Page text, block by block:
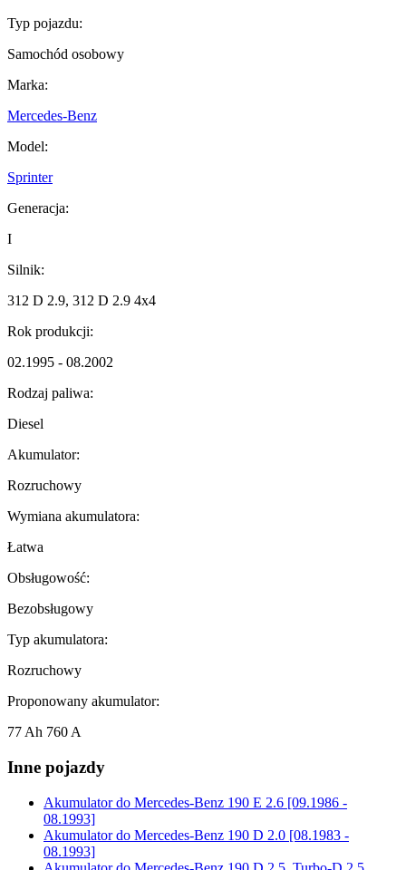
Typ pojazdu:
Samochód osobowy
Marka:
Mercedes-Benz
Model:
Sprinter
Generacja:
I
Silnik:
312 D 2.9, 312 D 2.9 4x4
Rok produkcji:
02.1995 - 08.2002
Rodzaj paliwa:
Diesel
Akumulator:
Rozruchowy
Wymiana akumulatora:
Łatwa
Obsługowość:
Bezobsługowy
Typ akumulatora:
Rozruchowy
Proponowany akumulator:
77 Ah 760 A
Inne pojazdy
Akumulator do Mercedes-Benz 190 E 2.6 [09.1986 -
08.1993]
Akumulator do Mercedes-Benz 190 D 2.0 [08.1983 -
08.1993]